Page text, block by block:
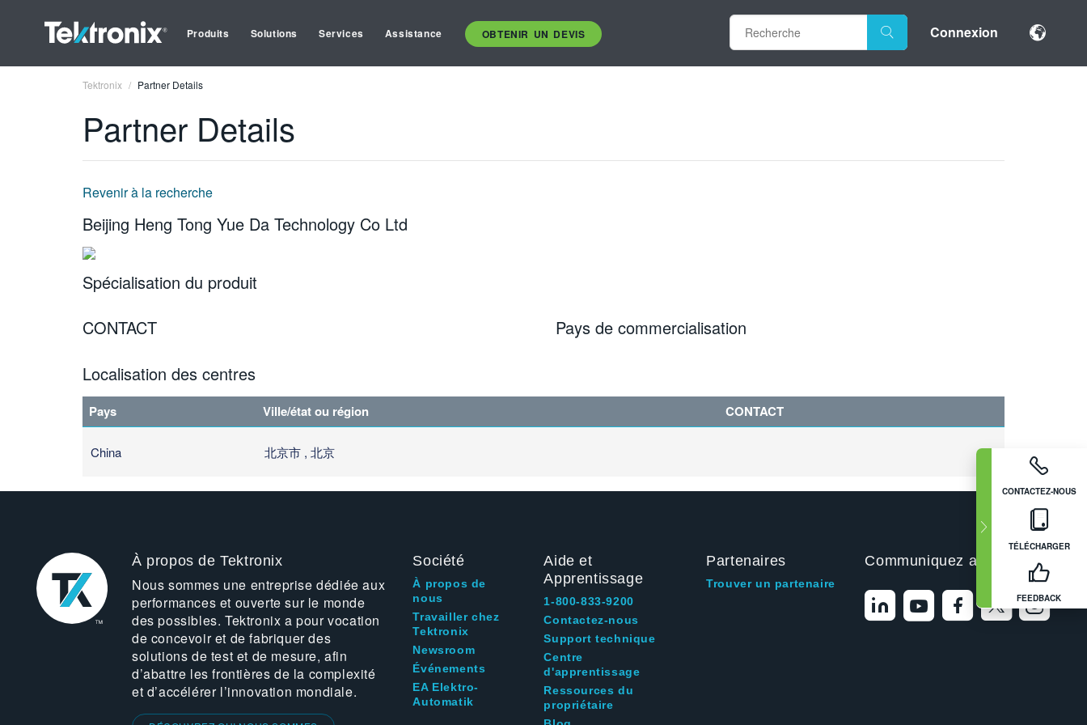
Produits Solutions Services Assistance OBTENIR UN DEVIS Connexion
CONTACTEZ-NOUS
TÉLÉCHARGER
FEEDBACK
Tektronix Partner Details
Partner Details
Revenir à la recherche
Beijing Heng Tong Yue Da Technology Co Ltd
Spécialisation du produit
CONTACT
Pays de commercialisation
Localisation des centres
Pays Ville/état ou région CONTACT
China 北京市 , 北京
À propos de Tektronix
Nous sommes une entreprise dédiée aux
performances et ouverte sur le monde
des possibles. Tektronix a pour vocation
de concevoir et de fabriquer des
solutions de test et de mesure, afin
d’abattre les frontières de la complexité
et d’accélérer l’innovation mondiale.
Société
À propos de
nous
Travailler chez
Tektronix
Newsroom
Événements
EA Elektro-
Automatik
Aide et
Apprentissage
1-800-833-9200
Contactez-nous
Support technique
Centre
d'apprentissage
Ressources du
propriétaire
Partenaires
Trouver un partenaire
Communiquez avec nous